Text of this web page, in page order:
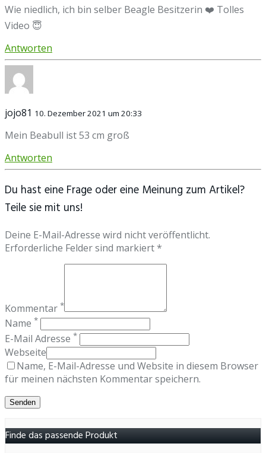
Wie niedlich, ich bin selber Beagle Besitzerin ❤️ Tolles
Video 😇
Antworten
jojo81 10. Dezember 2021 um 20:33
Mein Beabull ist 53 cm groß
Antworten
Du hast eine Frage oder eine Meinung zum Artikel?
Teile sie mit uns!
Deine E-Mail-Adresse wird nicht veröffentlicht.
Erforderliche Felder sind markiert *
Kommentar *
Name *
E-Mail Adresse *
Webseite
Name, E-Mail-Adresse und Website in diesem Browser
für meinen nächsten Kommentar speichern.
Finde das passende Produkt